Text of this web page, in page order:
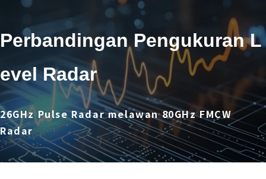
Perbandingan Pengukuran L
evel Radar
26GHz Pulse Radar melawan 80GHz FMCW
Radar